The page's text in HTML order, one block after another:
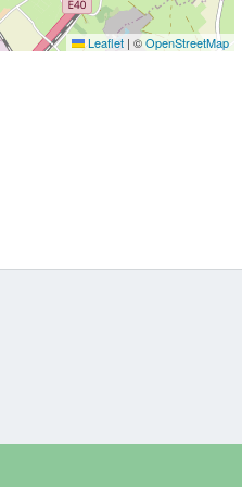
Leaflet | ©OpenStreetMap